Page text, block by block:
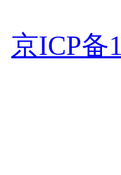
京ICP备